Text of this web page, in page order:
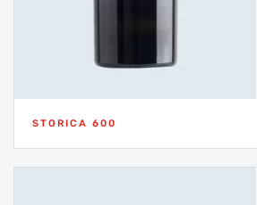
STORICA 600